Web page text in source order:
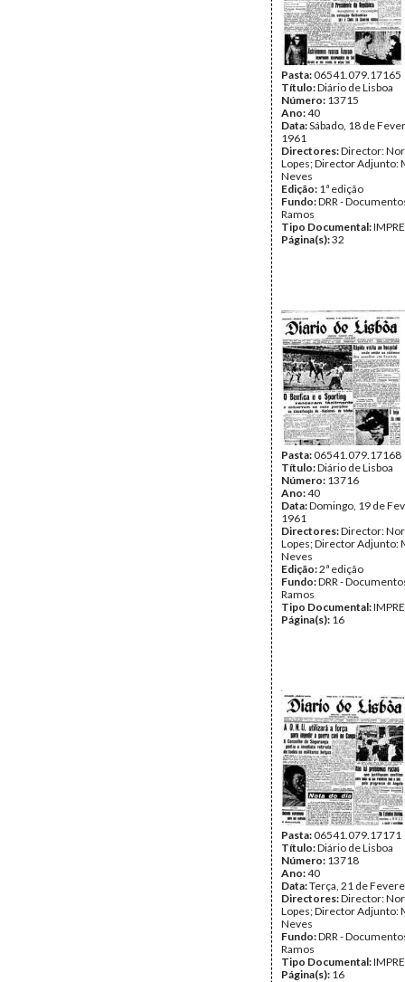
Pasta:06541.079.17165
Título:Diário de Lisboa
Número: 13715
Ano:40
Data:Sábado, 18 de
1961
Directores:Director:
Lopes; Director Adjunto:
Neves
Edição: 1ª edição
Fundo:DRR -
Ramos
Tipo Documental:
Página(s):32
Pasta:06541.079.17168
Título:Diário de Lisboa
Número: 13716
Ano:40
Data:Domingo, 19 de
1961
Directores:Director:
Lopes; Director Adjunto:
Neves
Edição:2ª edição
Fundo:DRR -
Ramos
Tipo Documental:
Página(s): 16
Pasta:06541.079.17171
Título:Diário de Lisboa
Número: 13718
Ano:40
Data:Terça, 21 de
Directores:Director:
Lopes; Director Adjunto:
Neves
Fundo:DRR -
Ramos
Tipo Documental:
Página(s): 16